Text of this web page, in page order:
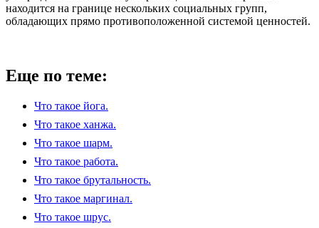
находится на границе нескольких социальных групп,
обладающих прямо противоположенной системой ценностей.
Еще по теме:
Что такое йога.
Что такое ханжа.
Что такое шарм.
Что такое работа.
Что такое брутальность.
Что такое маргинал.
Что такое шрус.